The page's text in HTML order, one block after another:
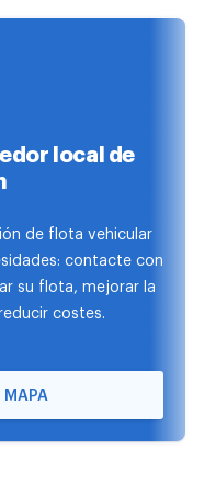
local de
de flota vehicular
contacte con
su flota, mejorar la
costes.
MAPA